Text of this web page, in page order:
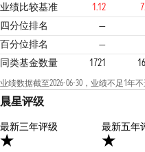
业绩比较基准
1.12
四分位排名
—
百分位排名 —
同类基金数量
1721
业绩数据截至2026-06-30，业绩不足1年
晨星评级
最新三年评级 最新五年